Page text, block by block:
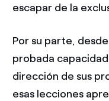
escapar de la
Por su parte,
probada
dirección de sus
esas lecciones